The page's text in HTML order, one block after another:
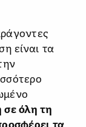
είναι τα
όλη τη